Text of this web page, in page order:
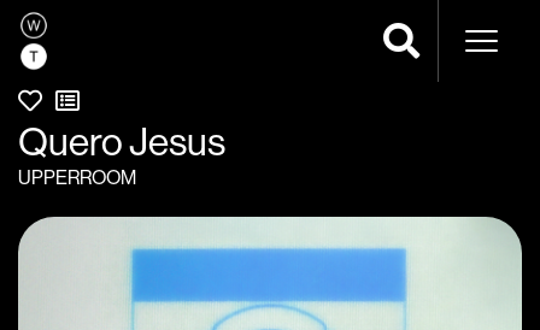
Quero Jesus
UPPERROOM